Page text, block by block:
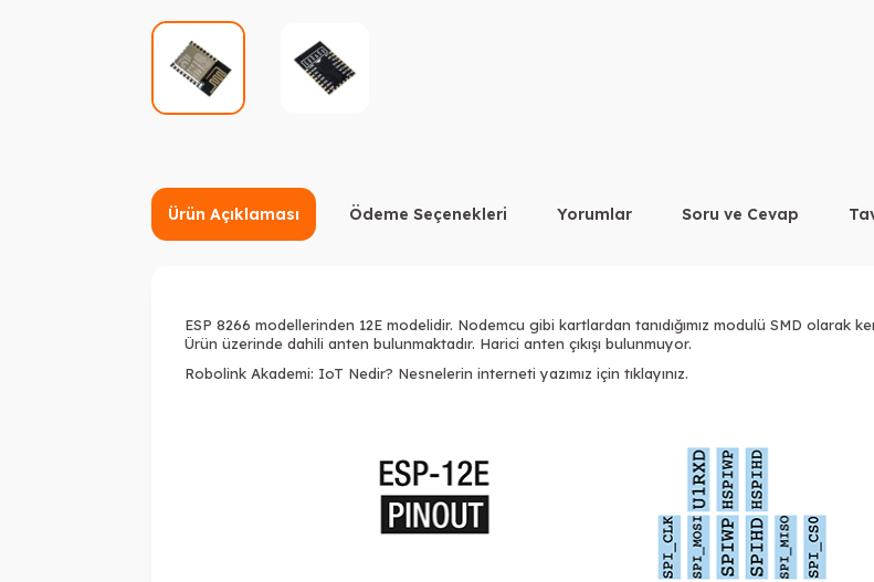
Ürün Açıklaması Ödeme Seçenekleri Yorumlar Soru ve Cevap
ESP 8266 modellerinden 12E modelidir. Nodemcu gibi kartlardan tanıdığımız modulü SMD olarak
Ürün üzerinde dahili anten bulunmaktadır. Harici anten çıkışı bulunmuyor.
Robolink Akademi: IoT Nedir? Nesnelerin interneti yazımız için tıklayınız.